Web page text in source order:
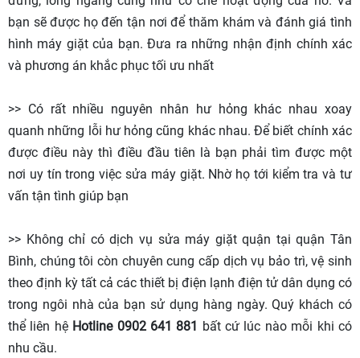
bạn sẽ được họ đến tận nơi để thăm khám và đánh giá tình
hình máy giặt của bạn. Đưa ra những nhận định chính xác
và phương án khắc phục tối ưu nhất
>> Có rất nhiều nguyên nhân hư hỏng khác nhau xoay
quanh những lỗi hư hỏng cũng khác nhau. Để biết chính xác
được điều này thì điều đầu tiên là bạn phải tìm được một
nơi uy tín trong việc sửa máy giặt. Nhờ họ tới kiểm tra và tư
vấn tận tình giúp bạn
>> Không chỉ có dịch vụ sửa máy giặt quận tại quận Tân
Bình, chúng tôi còn chuyên cung cấp dịch vụ bảo trì, vệ sinh
theo định kỳ tất cả các thiết bị điện lạnh điện tử dân dụng có
trong ngôi nhà của bạn sử dụng hàng ngày. Quý khách có
thể liên hệ Hotline 0902 641 881 bất cứ lúc nào mỗi khi có
nhu cầu.